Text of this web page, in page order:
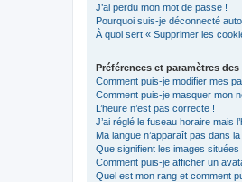
J’ai perdu mon mot de passe !
Pourquoi suis-je déconnecté
À quoi sert « Supprimer les
Préférences et paramètres
Comment puis-je modifier mes
Comment puis-je masquer mon
L’heure n’est pas correcte !
J’ai réglé le fuseau horaire mais
Ma langue n’apparaît pas dans la
Que signifient les images situées
Comment puis-je afficher un
Quel est mon rang et comment